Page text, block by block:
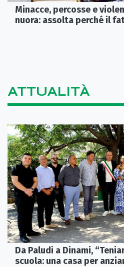
Minacce, percosse e
nuora: assolta perché il
ATTUALITÀ
Da Paludi a Dinami,
scuola: una casa per